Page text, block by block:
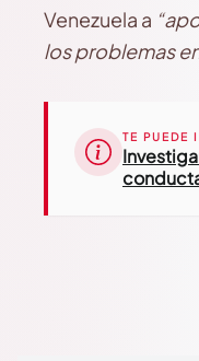
Venezuela a
los problemas
TE PUEDE